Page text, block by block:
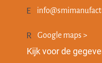
Google maps >
Kijk voor de